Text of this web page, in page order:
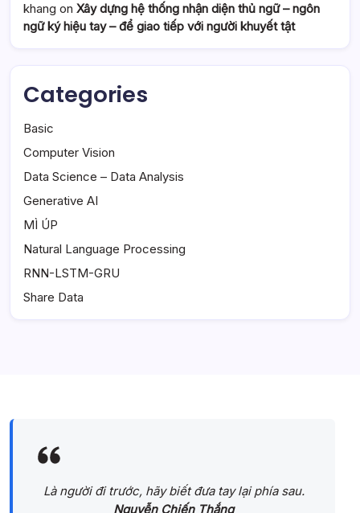
khang on Xây dựng hệ thống nhận diện thủ ngữ – ngôn
ngữ ký hiệu tay – để giao tiếp với người khuyết tật
Categories
Basic
Computer Vision
Data Science – Data Analysis
Generative AI
MÌ ÚP
Natural Language Processing
RNN-LSTM-GRU
Share Data
Là người đi trước, hãy biết đưa tay lại phía sau.
Nguyễn Chiến Thắng